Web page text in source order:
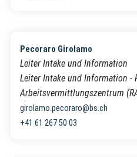
Pecoraro Girolamo
Leiter Intake und Information
Leiter Intake und Information -
Arbeitsvermittlungszentrum
girolamo.pecoraro@bs.ch
+41 61 267 50 03